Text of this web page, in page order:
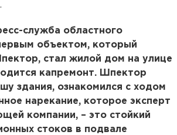
служба областного
объектом, который
стал жилой дом на улице
капремонт. Шпектор
здания, ознакомился с ходом
нарекание, которое эксперт
компании, – это стойкий
стоков в подвале